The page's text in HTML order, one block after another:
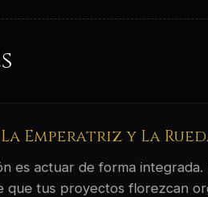
Emperatriz y La
es actuar de forma
que tus proyectos florezcan